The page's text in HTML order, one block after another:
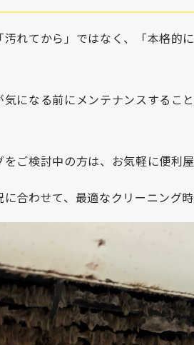
れてから」ではなく、「本格的
になる前にメンテナンスするこ
ご検討中の方は、お気軽に便利
合わせて、最適なクリーニング時